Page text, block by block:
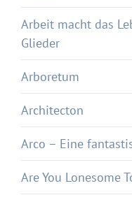
Arbeit macht das
Glieder
Arboretum
Architecton
Arco – Eine
Are You Lonesome